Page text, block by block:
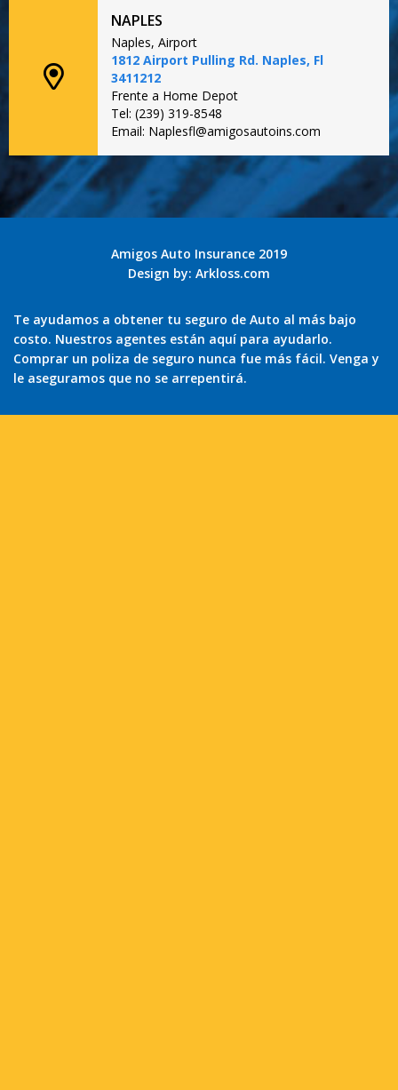
NAPLES
Naples, Airport
1812 Airport Pulling Rd. Naples, Fl
3411212
Frente a Home Depot
Tel: (239) 319-8548
Email: Naplesfl@amigosautoins.com
Amigos Auto Insurance 2019
Design by: Arkloss.com
Te ayudamos a obtener tu seguro de Auto al más bajo
costo. Nuestros agentes están aquí para ayudarlo.
Comprar un poliza de seguro nunca fue más fácil. Venga y
le aseguramos que no se arrepentirá.